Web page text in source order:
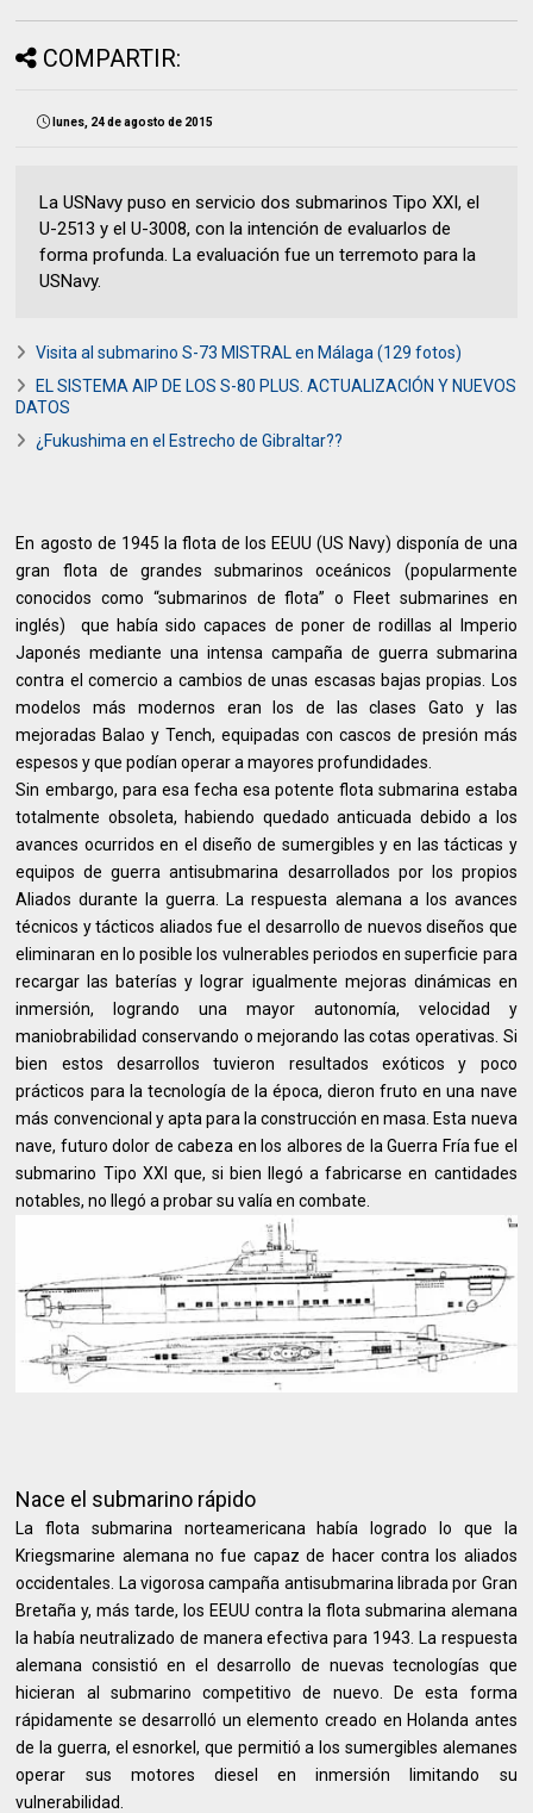
COMPARTIR:
lunes, 24 de agosto de 2015
La USNavy puso en servicio dos submarinos Tipo XXI, el
U-2513 y el U-3008, con la intención de evaluarlos de
forma profunda. La evaluación fue un terremoto para la
USNavy.
Visita al submarino S-73 MISTRAL en Málaga (129 fotos)
EL SISTEMA AIP DE LOS S-80 PLUS. ACTUALIZACIÓN Y NUEVOS
DATOS
¿Fukushima en el Estrecho de Gibraltar??
En agosto de 1945 la flota de los EEUU (US Navy) disponía de una
gran flota de grandes submarinos oceánicos (popularmente
conocidos como “submarinos de flota” o Fleet submarines en
inglés) que había sido capaces de poner de rodillas al Imperio
Japonés mediante una intensa campaña de guerra submarina
contra el comercio a cambios de unas escasas bajas propias. Los
modelos más modernos eran los de las clases Gato y las
mejoradas Balao y Tench, equipadas con cascos de presión más
espesos y que podían operar a mayores profundidades.
Sin embargo, para esa fecha esa potente flota submarina estaba
totalmente obsoleta, habiendo quedado anticuada debido a los
avances ocurridos en el diseño de sumergibles y en las tácticas y
equipos de guerra antisubmarina desarrollados por los propios
Aliados durante la guerra. La respuesta alemana a los avances
técnicos y tácticos aliados fue el desarrollo de nuevos diseños que
eliminaran en lo posible los vulnerables periodos en superficie para
recargar las baterías y lograr igualmente mejoras dinámicas en
inmersión, logrando una mayor autonomía, velocidad y
maniobrabilidad conservando o mejorando las cotas operativas. Si
bien estos desarrollos tuvieron resultados exóticos y poco
prácticos para la tecnología de la época, dieron fruto en una nave
más convencional y apta para la construcción en masa. Esta nueva
nave, futuro dolor de cabeza en los albores de la Guerra Fría fue el
submarino Tipo XXI que, si bien llegó a fabricarse en cantidades
notables, no llegó a probar su valía en combate.
Nace el submarino rápido
La flota submarina norteamericana había logrado lo que la
Kriegsmarine alemana no fue capaz de hacer contra los aliados
occidentales. La vigorosa campaña antisubmarina librada por Gran
Bretaña y, más tarde, los EEUU contra la flota submarina alemana
la había neutralizado de manera efectiva para 1943. La respuesta
alemana consistió en el desarrollo de nuevas tecnologías que
hicieran al submarino competitivo de nuevo. De esta forma
rápidamente se desarrolló un elemento creado en Holanda antes
de la guerra, el esnorkel, que permitió a los sumergibles alemanes
operar sus motores diesel en inmersión limitando su
vulnerabilidad.